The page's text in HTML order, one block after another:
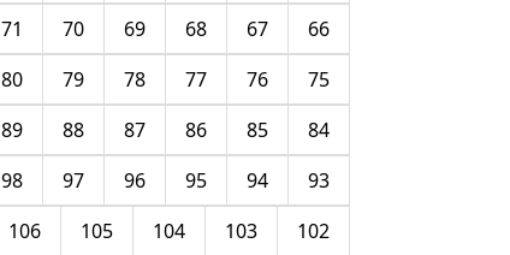
66
67
68
69
70
71
75
76
77
78
79
80
84
85
86
87
88
89
93
94
95
96
97
98
102
103
104
105
106